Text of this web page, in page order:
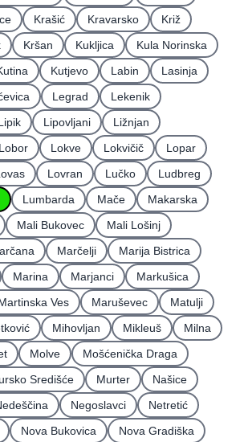
Krašić Kravarsko
Križ
Kršan Kukljica
Kula Norinska
Kutjevo Labin
Lasinja
Legrad
Lekenik
Lipovljani
Ližnjan
Lobor Lokve Lokvičič
Lopar
Lovran Lučko
Ludbreg
Lumbarda Mače
Makarska
Mali Bukovec
Mali Lošinj
Marčelji
Marija Bistrica
Marina Marjanci
Markušica
Ves Maruševec
Matulji
Mihovljan Mikleuš
Milna
Molve
Mošćenička Draga
Središće Murter
Našice
Negoslavci
Netretić
Nova Bukovica
Nova Gradiška